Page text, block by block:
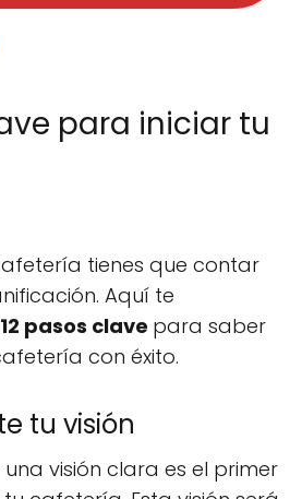
para iniciar tu
tienes que contar
Aquí te
12 pasos clave para saber
con éxito.
tu visión
visión clara es el primer